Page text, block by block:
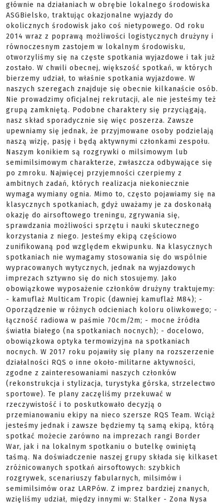
głównie na działaniach w obrębie lokalnego środowiska
ASGBielsko, traktując okazjonalne wyjazdy do
okolicznych środowisk jako coś nietypowego. Od roku
2014 wraz z poprawą możliwości logistycznych drużyny i
równoczesnym zastojem w lokalnym środowisku,
otworzyliśmy się na częste spotkania wyjazdowe i tak już
zostało. W chwili obecnej, większość spotkań, w których
bierzemy udział, to właśnie spotkania wyjazdowe. W
naszych szeregach znajduje się obecnie kilkanaście osób.
Nie prowadzimy oficjalnej rekrutacji, ale nie jesteśmy też
grupą zamkniętą. Podobne charaktery się przyciągają,
nasz skład sporadycznie się więc poszerza. Zawsze
upewniamy się jednak, że przyjmowane osoby podzielają
naszą wizję, pasję i będą aktywnymi członkami zespołu.
Naszym konikiem są rozgrywki o milsimowym lub
semimilsimowym charakterze, zwłaszcza odbywające się
po zmroku. Najwięcej przyjemności czerpiemy z
ambitnych zadań, których realizacja niekoniecznie
wymaga wymiany ognia. Mimo to, często pojawiamy się na
klasycznych spotkaniach, gdyż uważamy je za doskonałą
okazję do airsoftowego treningu, zgrywania się,
sprawdzania możliwości sprzętu i nauki skutecznego
korzystania z niego. Jesteśmy ekipą częściowo
zunifikowaną pod względem ekwipunku. Na klasycznych
spotkaniach nie wymagamy stosowania się do wspólnie
wypracowanych wytycznych, jednak na wyjazdowych
imprezach sztywno się do nich stosujemy. Jako
obowiązkowe wyposażenie członków drużyny traktujemy:
- kamuflaż Multicam Tropic (dawniej kamuflaż M84); -
Oporządzenie w różnych odcieniach koloru oliwkowego; -
łączność radiowa w paśmie 70cm/2m; - mocne źródła
światła białego (na spotkaniach nocnych); - docelowo,
obowiązkowa optyka termowizyjna na spotkaniach
nocnych. W 2017 roku pojawiły się plany na rozszerzenie
działalności RQS o inne około-militarne aktywności,
zgodne z zainteresowaniami naszych członków
(rekonstrukcja i stylizacja, turystyka górska, strzelectwo
sportowe). Te plany zaczęliśmy przekuwać w
rzeczywistość i to poskutkowało decyzją o
przemianowaniu ekipy na nieco szersze RQS Team. Wciąż
jesteśmy jednak i zawsze będziemy tą samą ekipą, którą
spotkać możecie zarówno na imprezach rangi Border
War, jak i na lokalnym spotkaniu o butelkę owiniętą
taśmą. Na doświadczenie naszej grupy składa się kilkaset
zróżnicowanych spotkań airsoftowych: szybkich
rozgrywek, scenariuszy fabularnych, milsimów i
semimilsimów oraz LARPów. Z imprez bardziej znanych,
wzięliśmy udział, między innymi w: Stalker - Zona Nysa